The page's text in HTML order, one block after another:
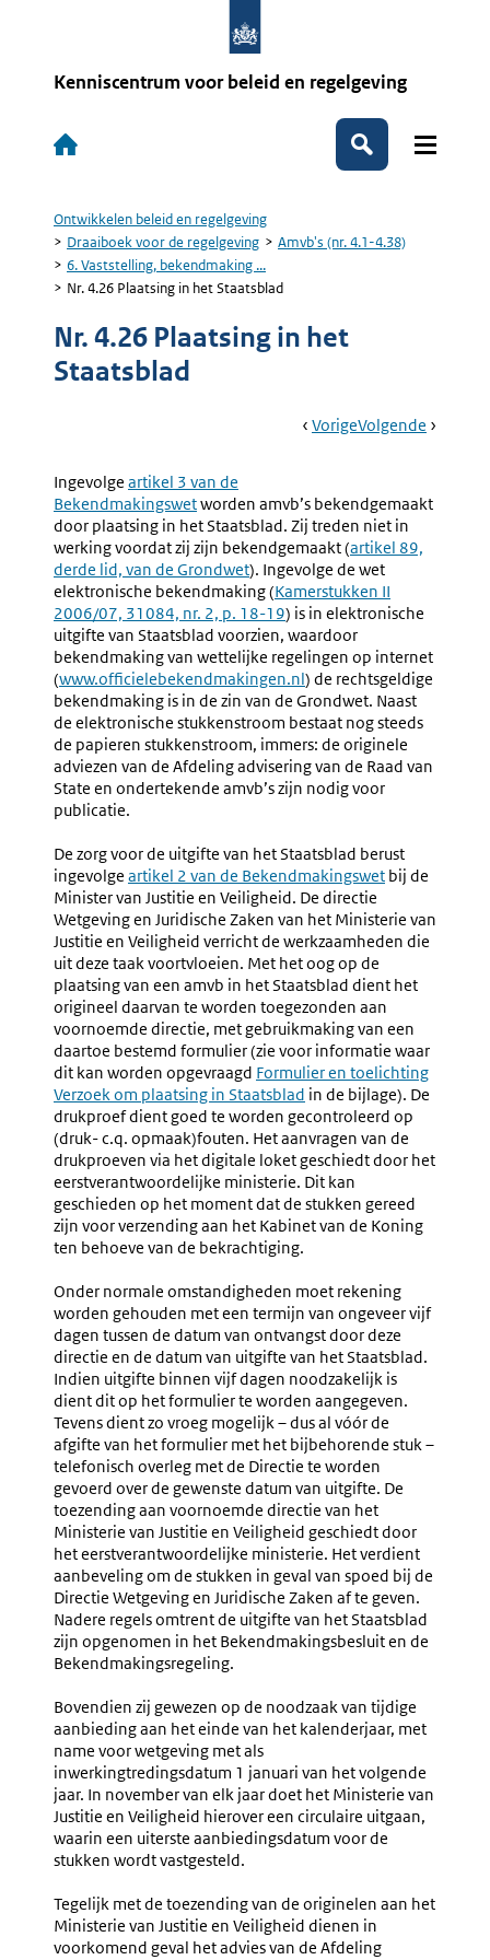
Kenniscentrum voor beleid en regelgeving
Hoofdnavigatie
Zoeken
Kruimelpad
Ontwikkelen beleid en regelgeving
Draaiboek voor de regelgeving
Amvb's (nr. 4.1-4.38)
6. Vaststelling, bekendmaking ...
Nr. 4.26 Plaatsing in het Staatsblad
Nr. 4.26 Plaatsing in het
Staatsblad
Book
Ga
VorigePagina:
Van
Contraseign
Ga
Volgende Pagina:
Ingevolge Externe
link:
artikel 3 van de
Bekendmakingswetworden amvb’s bekendgemaakt
door plaatsing in het Staatsblad. Zij treden niet in
werking voordat zij zijn bekendgemaakt (Externe
link:
artikel 89,
derde lid, van de Grondwet). Ingevolge de wet
elektronische bekendmaking (Externe
link:
Kamerstukken II
2006/07, 31084, nr. 2, p. 18-19) is in elektronische
uitgifte van Staatsblad voorzien, waardoor
bekendmaking van wettelijke regelingen op internet
(Externe
link:
www.officielebekendmakingen.nl) de rechtsgeldige
bekendmaking is in de zin van de Grondwet. Naast
de elektronische stukkenstroom bestaat nog steeds
de papieren stukkenstroom, immers: de originele
adviezen van de Afdeling advisering van de Raad van
State en ondertekende amvb’s zijn nodig voor
publicatie.
De zorg voor de uitgifte van het Staatsblad berust
ingevolge Externe
link:
artikel 2 van de Bekendmakingswet bij de
Minister van Justitie en Veiligheid. De directie
Wetgeving en Juridische Zaken van het Ministerie van
Justitie en Veiligheid verricht de werkzaamheden die
uit deze taak voortvloeien. Met het oog op de
plaatsing van een amvb in het Staatsblad dient het
origineel daarvan te worden toegezonden aan
voornoemde directie, met gebruikmaking van een
daartoe bestemd formulier (zie voor informatie waar
dit kan worden opgevraagd Formulier en toelichting
Verzoek om plaatsing in Staatsblad in de bijlage). De
drukproef dient goed te worden gecontroleerd op
(druk- c.q. opmaak)fouten. Het aanvragen van de
drukproeven via het digitale loket geschiedt door het
eerstverantwoordelijke ministerie. Dit kan
geschieden op het moment dat de stukken gereed
zijn voor verzending aan het Kabinet van de Koning
ten behoeve van de bekrachtiging.
Onder normale omstandigheden moet rekening
worden gehouden met een termijn van ongeveer vijf
dagen tussen de datum van ontvangst door deze
directie en de datum van uitgifte van het Staatsblad.
Indien uitgifte binnen vijf dagen noodzakelijk is
dient dit op het formulier te worden aangegeven.
Tevens dient zo vroeg mogelijk – dus al vóór de
afgifte van het formulier met het bijbehorende stuk –
telefonisch overleg met de Directie te worden
gevoerd over de gewenste datum van uitgifte. De
toezending aan voornoemde directie van het
Ministerie van Justitie en Veiligheid geschiedt door
het eerstverantwoordelijke ministerie. Het verdient
aanbeveling om de stukken in geval van spoed bij de
Directie Wetgeving en Juridische Zaken af te geven.
Nadere regels omtrent de uitgifte van het Staatsblad
zijn opgenomen in het Bekendmakingsbesluit en de
Bekendmakingsregeling.
Bovendien zij gewezen op de noodzaak van tijdige
aanbieding aan het einde van het kalenderjaar, met
name voor wetgeving met als
inwerkingtredingsdatum 1 januari van het volgende
jaar. In november van elk jaar doet het Ministerie van
Justitie en Veiligheid hierover een circulaire uitgaan,
waarin een uiterste aanbiedingsdatum voor de
stukken wordt vastgesteld.
Tegelijk met de toezending van de originelen aan het
Ministerie van Justitie en Veiligheid dienen in
voorkomend geval het advies van de Afdeling